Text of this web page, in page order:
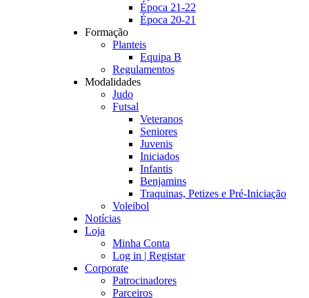
Época 21-22
Época 20-21
Formação
Planteis
Equipa B
Regulamentos
Modalidades
Judo
Futsal
Veteranos
Seniores
Juvenis
Iniciados
Infantis
Benjamins
Traquinas, Petizes e Pré-Iniciação
Voleibol
Notícias
Loja
Minha Conta
Log in | Registar
Corporate
Patrocinadores
Parceiros